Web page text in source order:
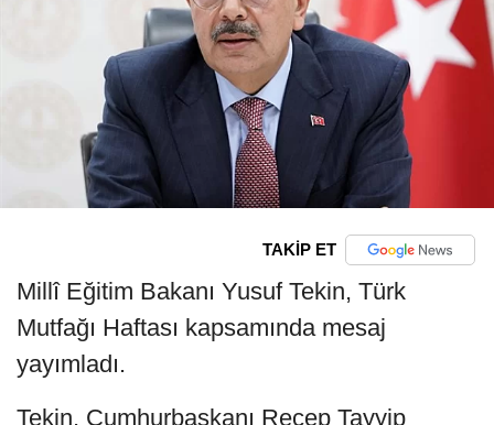
TAKİP ET
Millî Eğitim Bakanı Yusuf Tekin, Türk
Mutfağı Haftası kapsamında mesaj
yayımladı.
Tekin, Cumhurbaşkanı Recep Tayyip